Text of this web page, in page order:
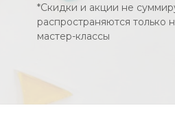
*Скидки и акции не
распространяются только
мастер-классы